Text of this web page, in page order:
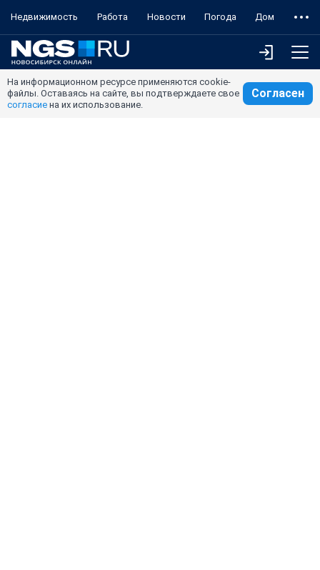
Недвижимость Работа Новости Погода Дом
На информационном ресурсе применяются cookie-
файлы. Оставаясь на сайте, вы подтверждаете свое
согласие на их использование.
Согласен